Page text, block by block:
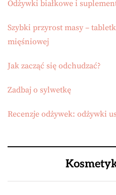
Odżywki białkowe i
Szybki przyrost masy –
mięśniowej
Jak zacząć się odchudzać?
Zadbaj o sylwetkę
Recenzje odżywek: odżywki